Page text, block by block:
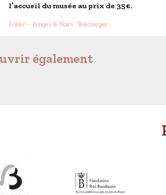
l’accueil du musée au prix de 35€.
Folder – Rouges & Noirs Télécharger
également